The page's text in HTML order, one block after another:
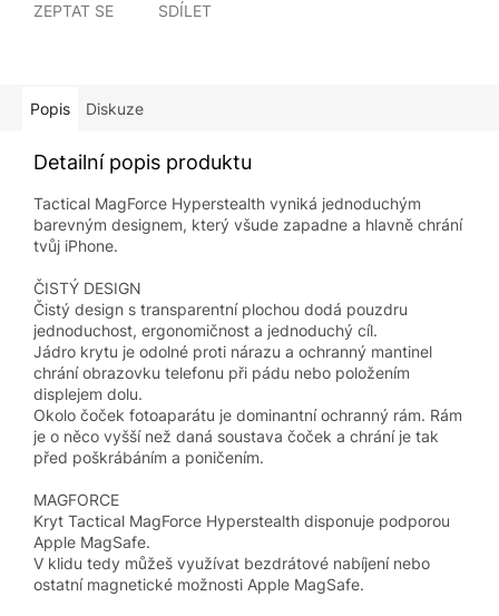
ZEPTAT SE SDÍLET
Popis Diskuze
Detailní popis produktu
Tactical MagForce Hyperstealth vyniká jednoduchým
barevným designem, který všude zapadne a hlavně chrání
tvůj iPhone.
ČISTÝ DESIGN
Čistý design s transparentní plochou dodá pouzdru
jednoduchost, ergonomičnost a jednoduchý cíl.
Jádro krytu je odolné proti nárazu a ochranný mantinel
chrání obrazovku telefonu při pádu nebo položením
displejem dolu.
Okolo čoček fotoaparátu je dominantní ochranný rám. Rám
je o něco vyšší než daná soustava čoček a chrání je tak
před poškrábáním a poničením.
MAGFORCE
Kryt Tactical MagForce Hyperstealth disponuje podporou
Apple MagSafe.
V klidu tedy můžeš využívat bezdrátové nabíjení nebo
ostatní magnetické možnosti Apple MagSafe.